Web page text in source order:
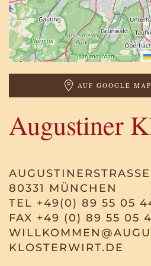
AUF GOOGLE
Augustiner
AUGUSTINERSTRASSE 1
80331 MÜNCHEN
TEL +49(0) 89 55 05
FAX +49 (0) 89 55 05
KLOSTERWIRT.DE